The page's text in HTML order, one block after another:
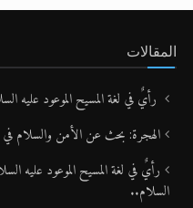
المقالات
رأيٌ في لغة المسيح الموعود عليه
الهجرة: بحث عن الأمن والسلام
السلام..